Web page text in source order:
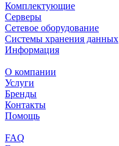
Комплектующие
Серверы
Сетевое оборудование
Системы хранения данных
Информация
О компании
Услуги
Бренды
Контакты
Помощь
FAQ